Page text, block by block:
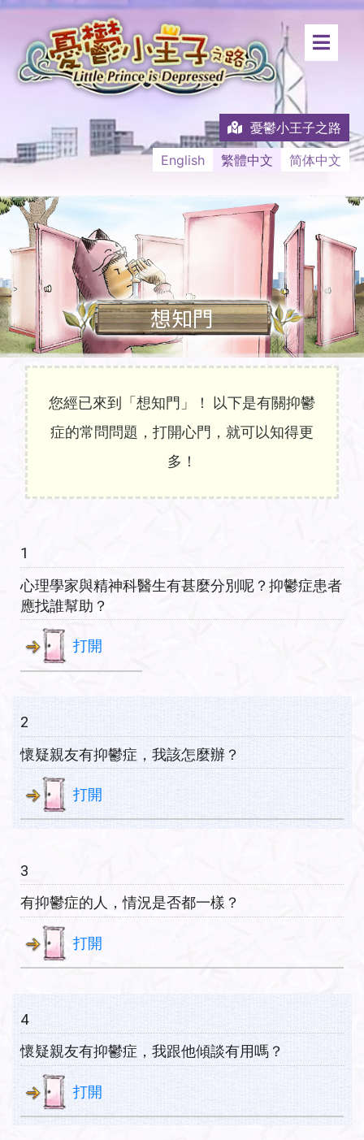
憂鬱小王子之路
English
繁體中文 简体中文
想知門
您經已來到「想知門」！ 以下是有關抑鬱
症的常問問題，打開心門，就可以知得更
多！
1
心理學家與精神科醫生有甚麼分別呢？抑鬱症患者
應找誰幫助？
打開
2
懷疑親友有抑鬱症，我該怎麼辦？
打開
3
有抑鬱症的人，情況是否都一樣？
打開
4
懷疑親友有抑鬱症，我跟他傾談有用嗎？
打開